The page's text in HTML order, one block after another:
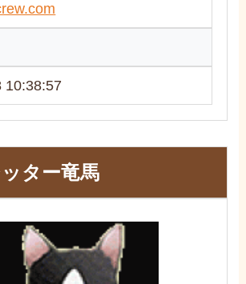
10:38:57
ター竜馬